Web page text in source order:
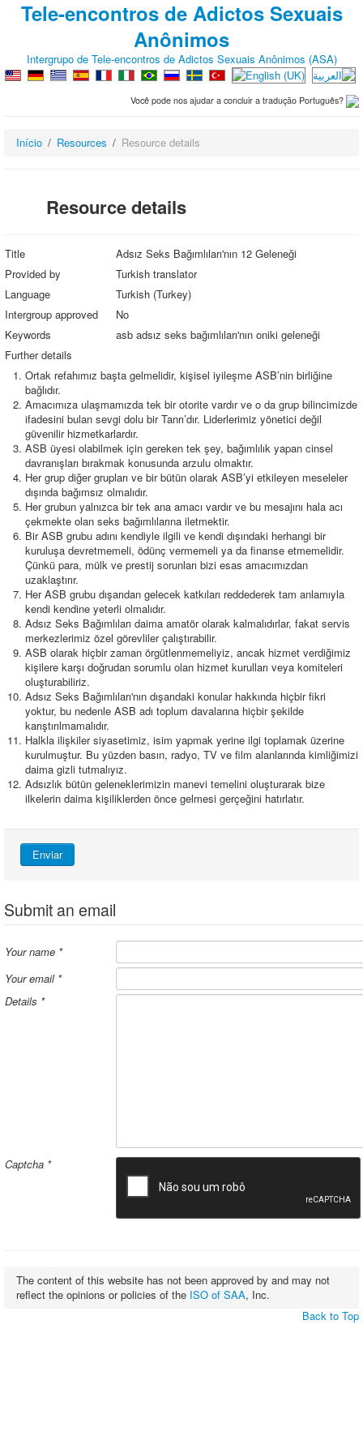
Tele-encontros de Adictos Sexuais
Anônimos
Intergrupo de Tele-encontros de Adictos Sexuais Anônimos (ASA)
Você pode nos ajudar a concluir a tradução Português?
Início Resources Resource details
Resource details
Title
Adsız Seks Bağımlıları'nın 12 Geleneği
Provided by
Turkish translator
Language
Turkish (Turkey)
Intergroup approved
No
Keywords
asb adsız seks bağımlıları'nın oniki geleneği
Further details
Ortak refahımız başta gelmelidir, kişisel iyileşme ASB’nin birliğine
bağlıdır.
Amacımıza ulaşmamızda tek bir otorite vardır ve o da grup bilincimizde
ifadesini bulan sevgi dolu bir Tanrı’dır. Liderlerimiz yönetici değil
güvenilir hizmetkarlardır.
ASB üyesi olabilmek için gereken tek şey, bağımlılık yapan cinsel
davranışları bırakmak konusunda arzulu olmaktır.
Her grup diğer grupları ve bir bütün olarak ASB’yi etkileyen meseleler
dışında bağımsız olmalıdır.
Her grubun yalnızca bir tek ana amacı vardır ve bu mesajını hala acı
çekmekte olan seks bağımlılarına iletmektir.
Bir ASB grubu adını kendiyle ilgili ve kendi dışındaki herhangi bir
kuruluşa devretmemeli, ödünç vermemeli ya da finanse etmemelidir.
Çünkü para, mülk ve prestij sorunları bizi esas amacımızdan
uzaklaştırır.
Her ASB grubu dışarıdan gelecek katkıları reddederek tam anlamıyla
kendi kendine yeterli olmalıdır.
Adsız Seks Bağımlıları daima amatör olarak kalmalıdırlar, fakat servis
merkezlerimiz özel görevliler çalıştırabilir.
ASB olarak hiçbir zaman örgütlenmemeliyiz, ancak hizmet verdiğimiz
kişilere karşı doğrudan sorumlu olan hizmet kurulları veya komiteleri
oluşturabiliriz.
Adsız Seks Bağımlıları'nın dışarıdaki konular hakkında hiçbir fikri
yoktur, bu nedenle ASB adı toplum davalarına hiçbir şekilde
karıştırılmamalıdır.
Halkla ilişkiler siyasetimiz, isim yapmak yerine ilgi toplamak üzerine
kurulmuştur. Bu yüzden basın, radyo, TV ve film alanlarında kimliğimizi
daima gizli tutmalıyız.
Adsızlık bütün geleneklerimizin manevi temelini oluşturarak bize
ilkelerin daima kişiliklerden önce gelmesi gerçeğini hatırlatır.
Enviar
Submit an email
Your name *
Your email*
Details *
Captcha *
The content of this website has not been approved by and may not
reflect the opinions or policies of the ISO of SAA, Inc.
Back to Top